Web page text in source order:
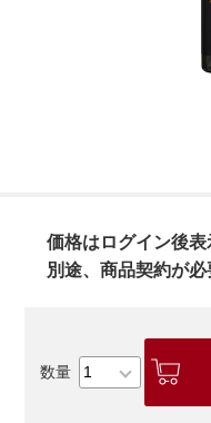
価格はログイン後表
別途、商品契約が